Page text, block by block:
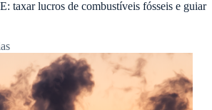
taxar lucros de combustíveis fósseis e guiar